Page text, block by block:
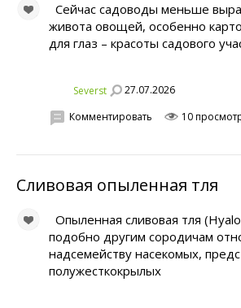
Сейчас садоводы меньше
живота овощей, особенно
для глаз – красоты садового
Severst 27.07.2026
Комментировать 10
Сливовая опыленная тля
Опыленная сливовая тля
подобно другим сородичам
надсемейству насекомых,
полужесткокрылых